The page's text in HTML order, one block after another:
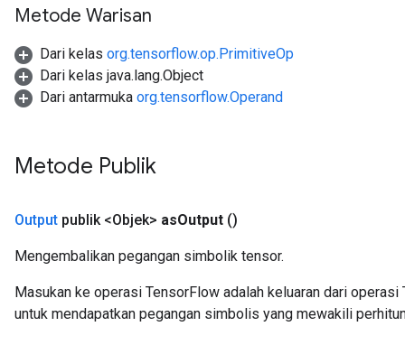
Metode Warisan
Dari kelas org.tensorflow.op.PrimitiveOp
Dari kelas java.lang.Object
Dari antarmuka org.tensorflow.Operand
Metode Publik
Output publik <Objek> asOutput ()
Mengembalikan pegangan simbolik tensor.
Masukan ke operasi TensorFlow adalah keluaran dari
untuk mendapatkan pegangan simbolis yang mewakili